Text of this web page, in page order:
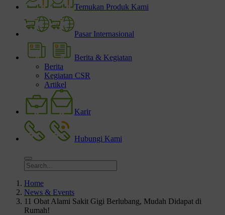
Temukan Produk Kami
Pasar Internasional
Berita & Kegiatan
Berita
Kegiatan CSR
Artikel
Karir
Hubungi Kami
Home
News & Events
11 Obat Alami Sakit Gigi Berlubang, Mudah Didapat di
Rumah!